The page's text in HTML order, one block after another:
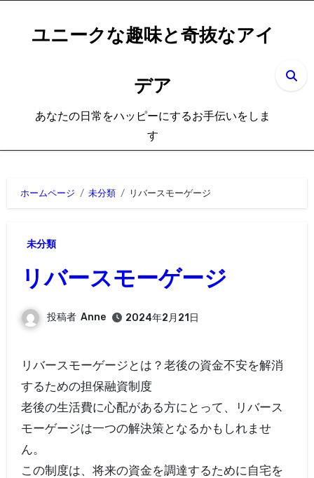
ユニークな趣味と奇抜なアイ
デア
あなたの日常をハッピーにするお手伝いをしま
す
ホームページ 未分類 リバースモーゲージ
未分類
リバースモーゲージ
投稿者 Anne 2024年2月21日
リバースモーゲージとは？老後の資金不安を解消
するための担保融資制度
老後の生活費に心配がある方にとって、リバース
モーゲージは一つの解決策となるかもしれませ
ん。
この制度は、将来の資金を調達するために自宅を